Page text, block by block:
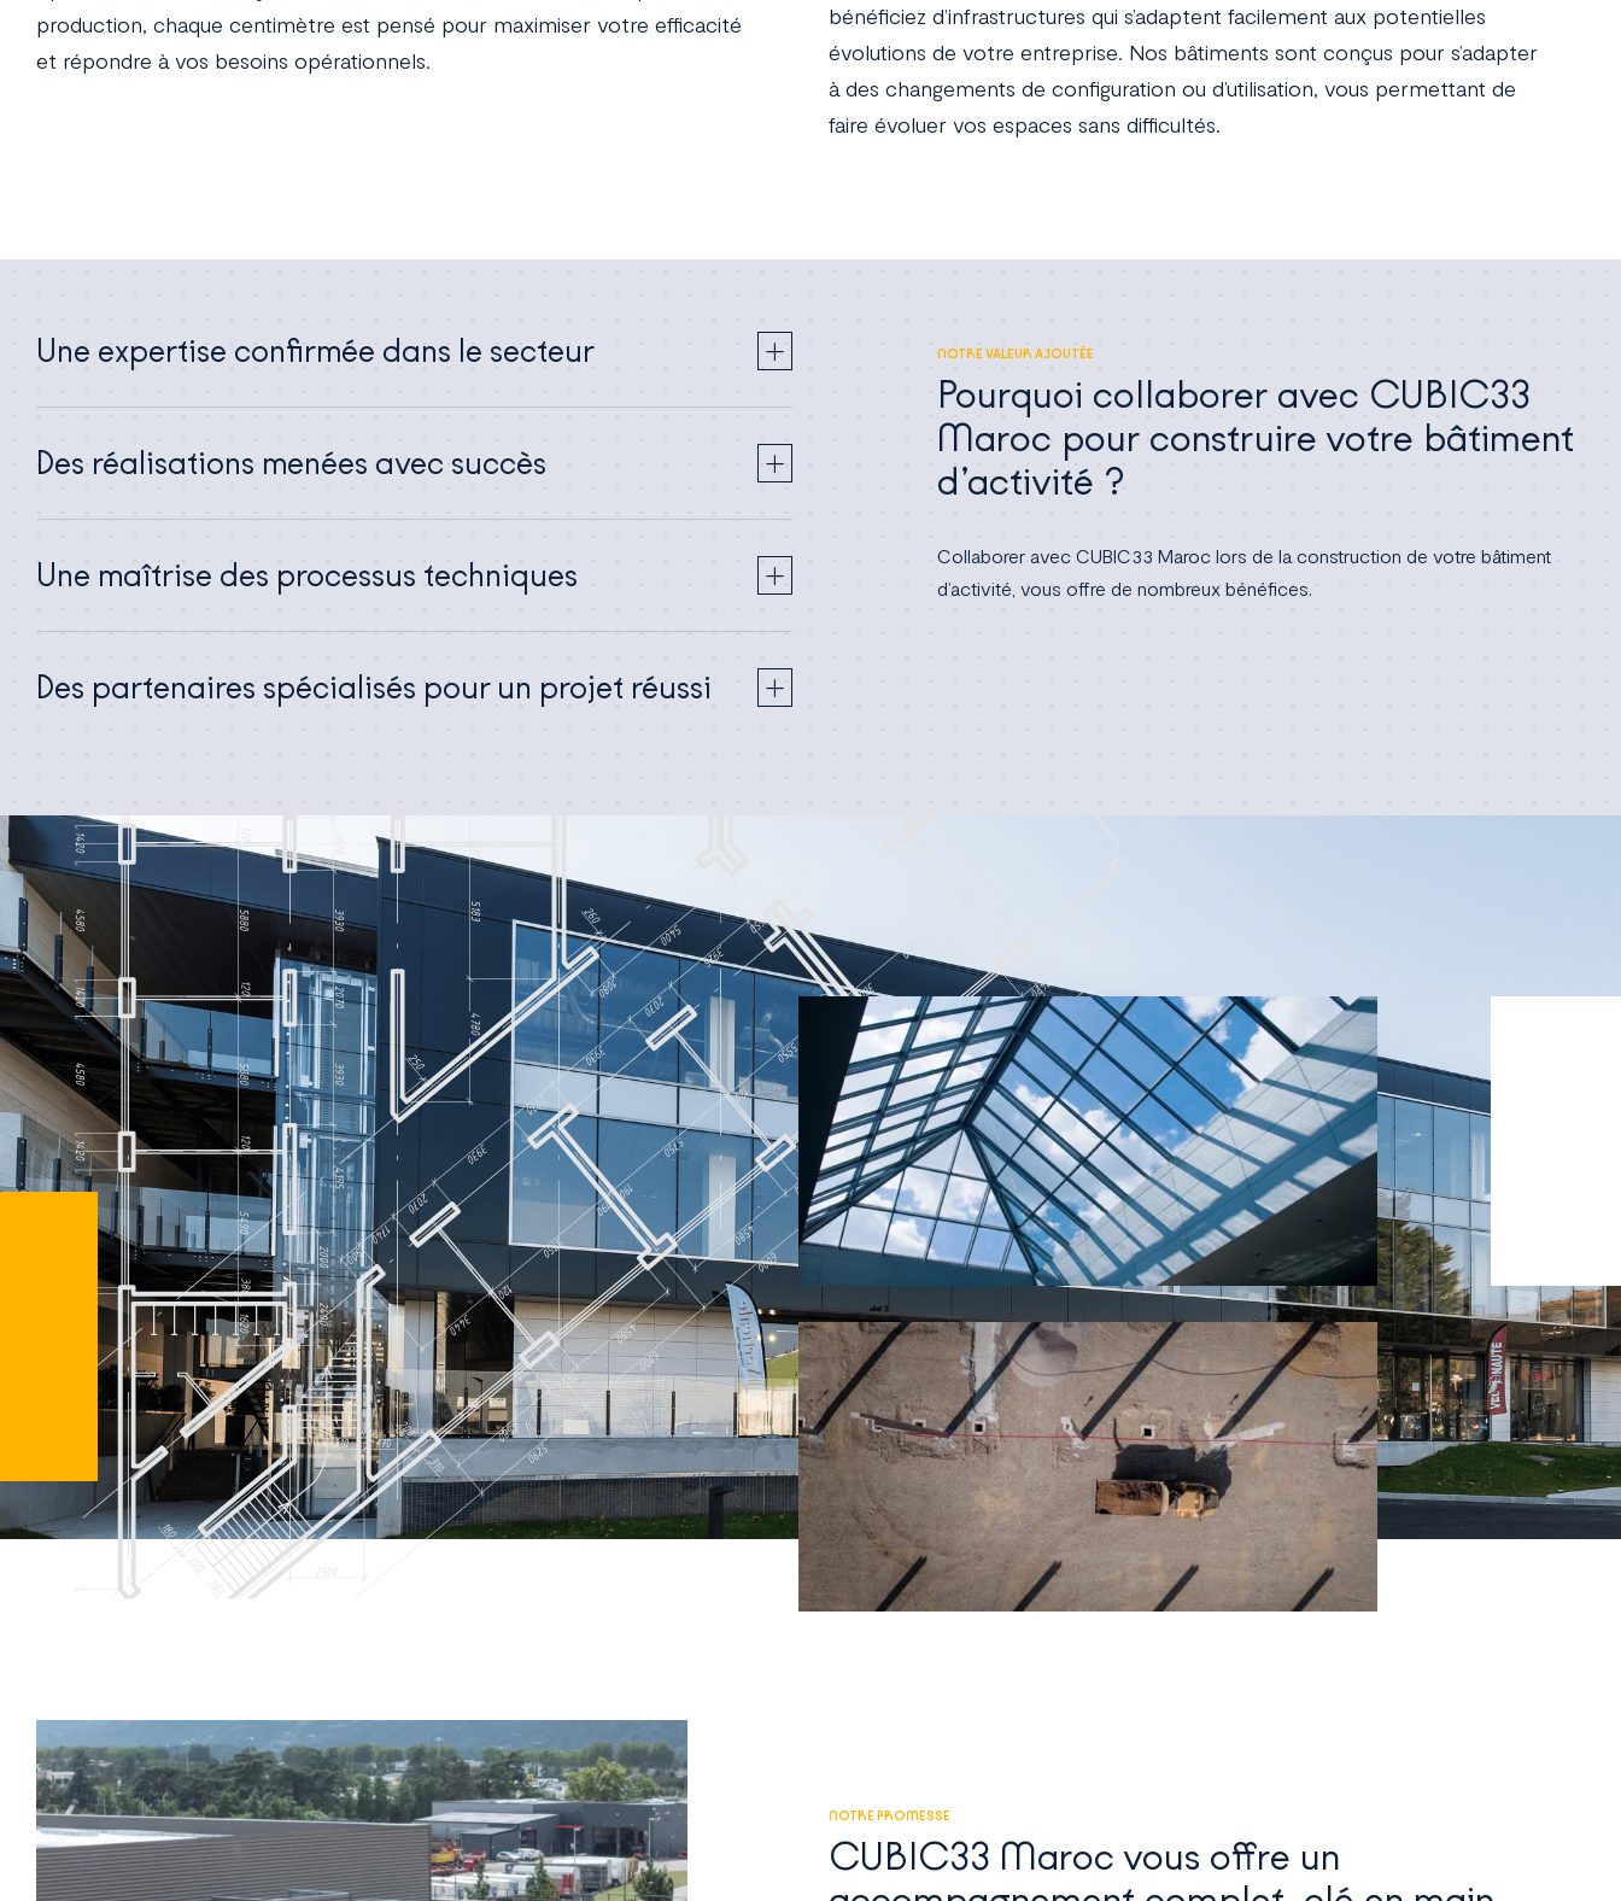
production, chaque centimètre est pensé pour maximiser votre efficacité
et répondre à vos besoins opérationnels.
bénéficiez d’infrastructures qui s’adaptent facilement aux potentielles
évolutions de votre entreprise. Nos bâtiments sont conçus pour s’adapter
à des changements de configuration ou d’utilisation, vous permettant de
faire évoluer vos espaces sans difficultés.
NOTRE VALEUR AJOUTÉE
Pourquoi collaborer avec CUBIC33
Maroc pour construire votre bâtiment
d’activité ?
Collaborer avec CUBIC33 Maroc lors de la construction de votre bâtiment
d’activité, vous offre de nombreux bénéfices.
Une expertise confirmée dans le secteur
Des réalisations menées avec succès
Une maîtrise des processus techniques
Des partenaires spécialisés pour un projet réussi
NOTRE PROMESSE
CUBIC33 Maroc vous offre un